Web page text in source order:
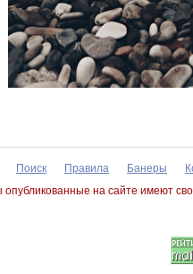
Поиск Правила Банеры
на сайте имеют